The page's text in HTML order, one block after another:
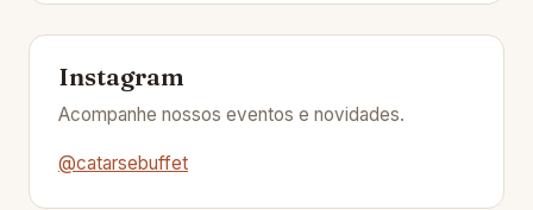
Instagram
Acompanhe nossos eventos e novidades.
@catarsebuffet